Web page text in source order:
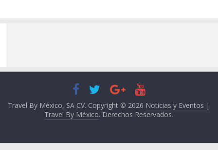
Travel By México, SA CV. Copyright © 2026 Noticias y Eventos |
Travel By México. Derechos Reservados.